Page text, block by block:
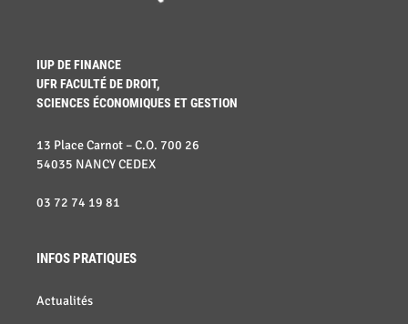
IUP DE FINANCE
UFR FACULTÉ DE DROIT,
SCIENCES ÉCONOMIQUES ET GESTION
13 Place Carnot – C.O. 700 26
54035 NANCY CEDEX
03 72 74 19 81
INFOS PRATIQUES
Actualités